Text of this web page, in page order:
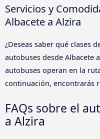
Servicios y
Albacete a Alzira
¿Deseas saber qué clases
autobuses desde Albacete
autobuses operan en la
continuación, encontrarás
FAQs sobre el
a Alzira